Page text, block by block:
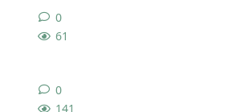
61
0
141
0